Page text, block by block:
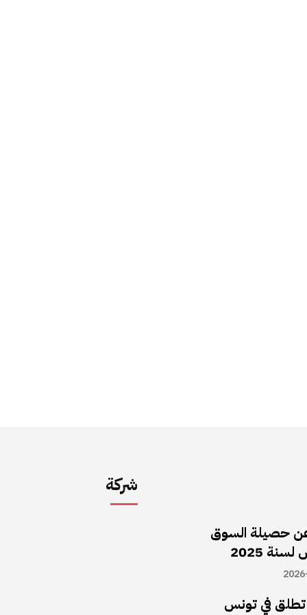
شركة
حصيلة السوق
2025
تطلق في تونس